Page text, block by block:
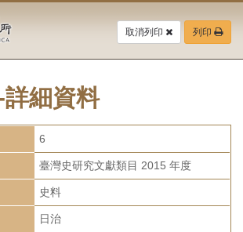
取消列印 列印
細資料
6
臺灣史研究文獻類目 2015 年度
史料
日治